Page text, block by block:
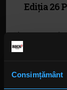
Consimțământ
Ediția 26
Din sumarul
Doru
Rix, The